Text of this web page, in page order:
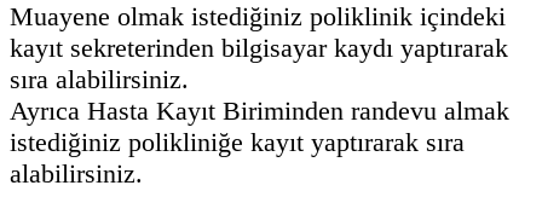
Muayene olmak istediğiniz poliklinik içindeki
kayıt sekreterinden bilgisayar kaydı yaptırarak
sıra alabilirsiniz.
Ayrıca Hasta Kayıt Biriminden randevu almak
istediğiniz polikliniğe kayıt yaptırarak sıra
alabilirsiniz.